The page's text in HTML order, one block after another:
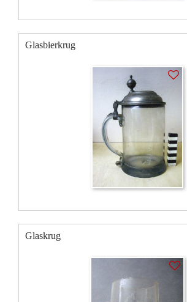
Glasbierkrug
Glaskrug